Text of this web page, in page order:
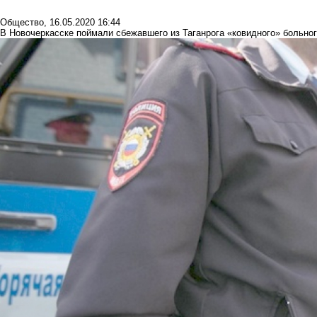
Общество, 16.05.2020 16:44
В Новочеркасске поймали сбежавшего из Таганрога «ковидного»